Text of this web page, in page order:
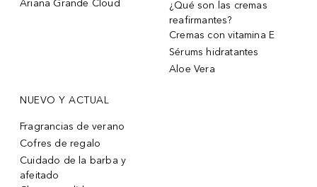
Ariana Grande Cloud
¿Qué son las cremas
reafirmantes?
Cremas con vitamina E
Sérums hidratantes
Aloe Vera
NUEVO Y ACTUAL
Fragrancias de verano
Cofres de regalo
Cuidado de la barba y
afeitado